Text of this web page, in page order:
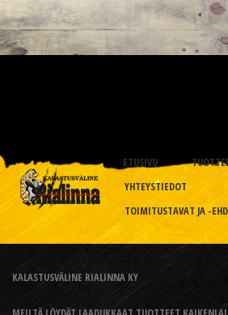
ETUSIVU
YHTEYSTIEDOT
TOIMITUSTAVAT JA -
KALASTUSVÄLINE RIALINNA KY